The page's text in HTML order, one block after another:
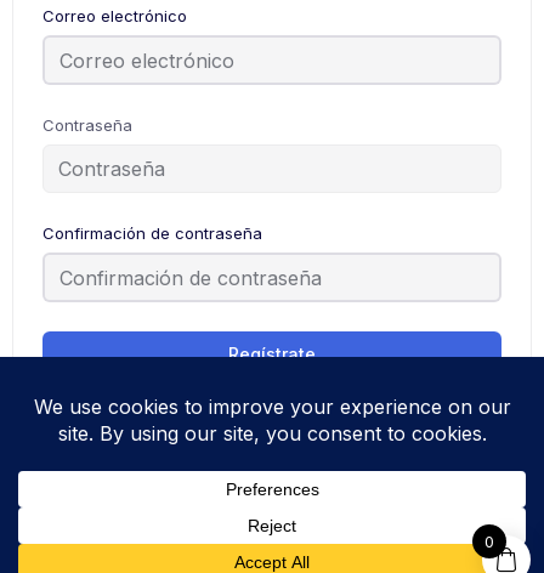
Correo electrónico
Contraseña
Confirmación de contraseña
Regístrate
¿Ya tienes una cuenta?Iniciar sesión
0